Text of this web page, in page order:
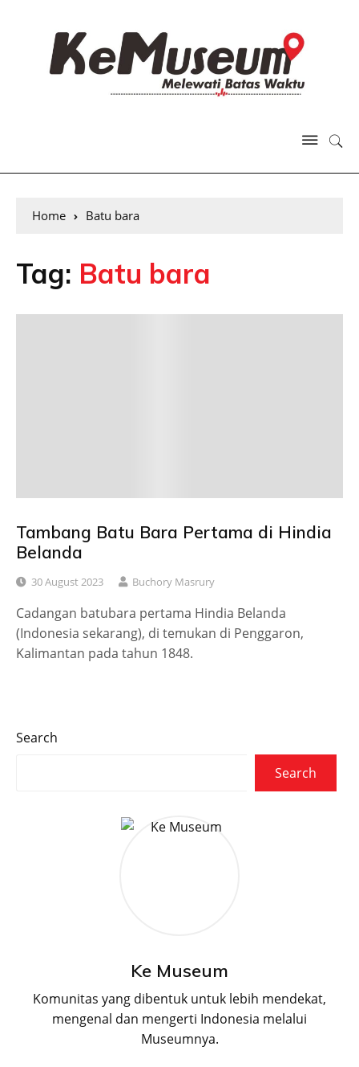
Home Batu bara
Tag: Batu bara
Tambang Batu Bara Pertama di Hindia
Belanda
30 August 2023 Buchory Masrury
Cadangan batubara pertama Hindia Belanda
(Indonesia sekarang), di temukan di Penggaron,
Kalimantan pada tahun 1848.
Search
Search
Ke Museum
Komunitas yang dibentuk untuk lebih mendekat,
mengenal dan mengerti Indonesia melalui
Museumnya.